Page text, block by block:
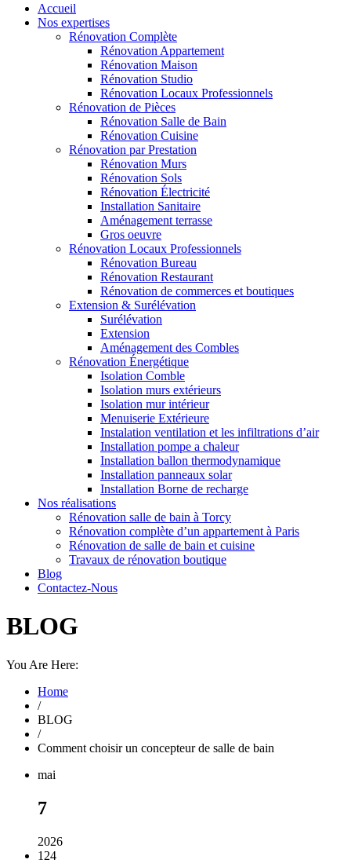
Accueil
Nos expertises
Rénovation Complète
Rénovation Appartement
Rénovation Maison
Rénovation Studio
Rénovation Locaux Professionnels
Rénovation de Pièces
Rénovation Salle de Bain
Rénovation Cuisine
Rénovation par Prestation
Rénovation Murs
Rénovation Sols
Rénovation Électricité
Installation Sanitaire
Aménagement terrasse
Gros oeuvre
Rénovation Locaux Professionnels
Rénovation Bureau
Rénovation Restaurant
Rénovation de commerces et boutiques
Extension & Surélévation
Surélévation
Extension
Aménagement des Combles
Rénovation Énergétique
Isolation Comble
Isolation murs extérieurs
Isolation mur intérieur
Menuiserie Extérieure
Instalation ventilation et les infiltrations d’air
Installation pompe a chaleur
Installation ballon thermodynamique
Installation panneaux solar
Installation Borne de recharge
Nos réalisations
Rénovation salle de bain à Torcy
Rénovation complète d’un appartement à Paris
Rénovation de salle de bain et cuisine
Travaux de rénovation boutique
Blog
Contactez-Nous
BLOG
You Are Here:
Home
/
BLOG
/
Comment choisir un concepteur de salle de bain
mai
7
2026
124